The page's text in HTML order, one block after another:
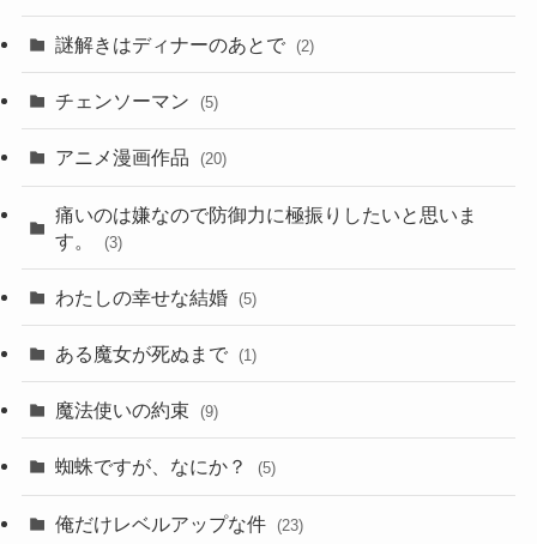
謎解きはディナーのあとで (2)
チェンソーマン (5)
アニメ漫画作品 (20)
痛いのは嫌なので防御力に極振りしたいと思いま
す。
(3)
わたしの幸せな結婚 (5)
ある魔女が死ぬまで (1)
魔法使いの約束 (9)
蜘蛛ですが、なにか？ (5)
俺だけレベルアップな件 (23)